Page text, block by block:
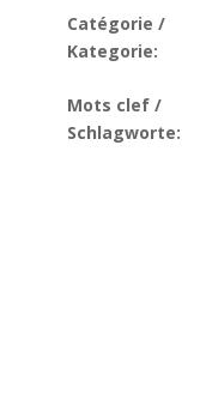
Catégorie /
Kategorie:
Mots clef /
Schlagworte: